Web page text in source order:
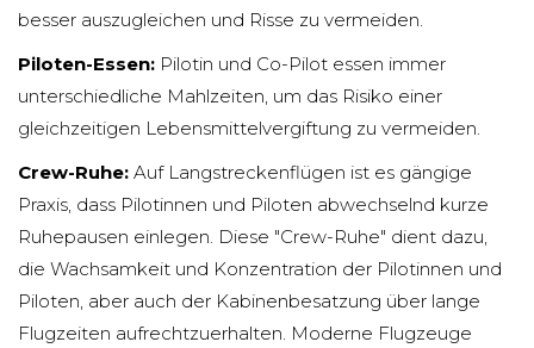
besser auszugleichen und Risse zu vermeiden.
Piloten-Essen: Pilotin und Co-Pilot essen immer
unterschiedliche Mahlzeiten, um das Risiko einer
gleichzeitigen Lebensmittelvergiftung zu vermeiden.
Crew-Ruhe: Auf Langstreckenflügen ist es gängige
Praxis, dass Pilotinnen und Piloten abwechselnd kurze
Ruhepausen einlegen. Diese "Crew-Ruhe" dient dazu,
die Wachsamkeit und Konzentration der Pilotinnen und
Piloten, aber auch der Kabinenbesatzung über lange
Flugzeiten aufrechtzuerhalten. Moderne Flugzeuge